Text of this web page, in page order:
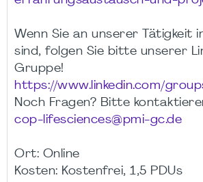
Wenn Sie an unserer Tätigkeit
sind, folgen Sie bitte unserer
Gruppe!
https://www.linkedin.com/
Noch Fragen? Bitte
cop-lifesciences@pmi-gc.de
Ort: Online
Kosten: Kostenfrei, 1,5 PDUs